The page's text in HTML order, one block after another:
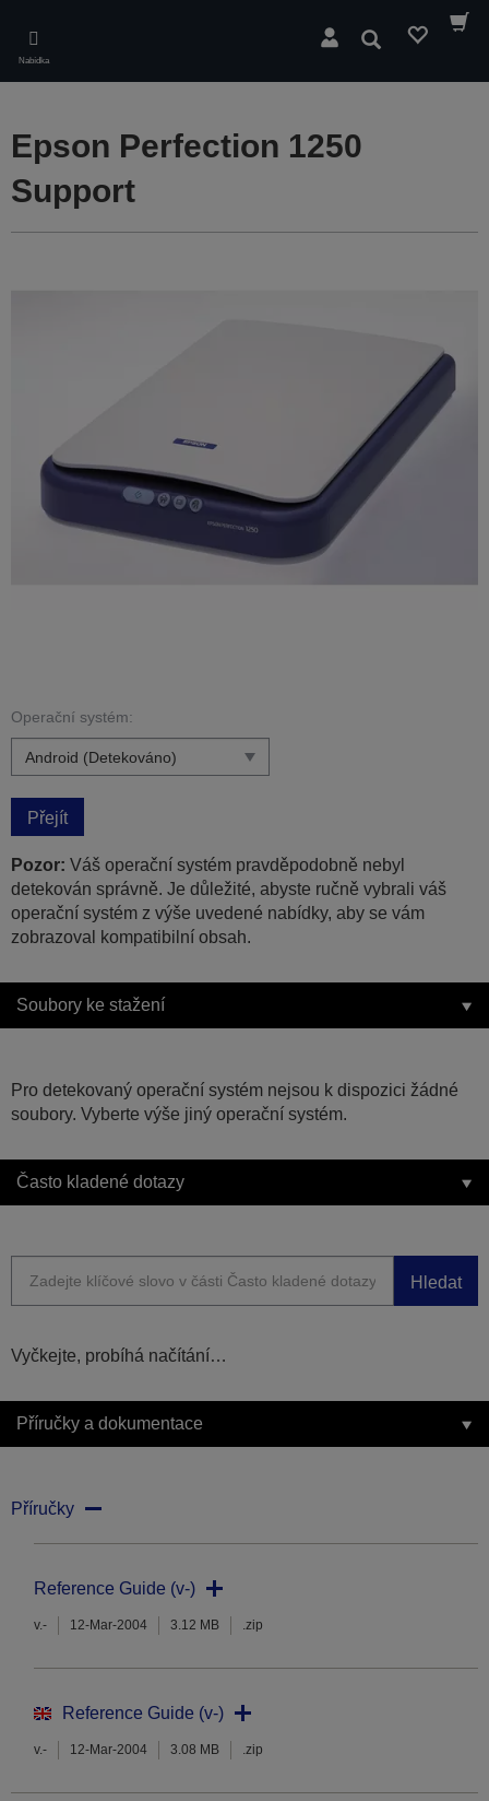
main
content
Nabídka
Hledat
Epson Perfection 1250
Support
Operační systém:
Přejít
Pozor: Váš operační systém pravděpodobně nebyl
detekován správně. Je důležité, abyste ručně vybrali váš
operační systém z výše uvedené nabídky, aby se vám
zobrazoval kompatibilní obsah.
Soubory ke stažení
Pro detekovaný operační systém nejsou k dispozici žádné
soubory. Vyberte výše jiný operační systém.
Často kladené dotazy
Hledat
Vyčkejte, probíhá načítání…
Příručky a dokumentace
Příručky
Reference Guide (v-)
v.- 12-Mar-2004 3.12 MB .zip
Reference Guide (v-)
v.- 12-Mar-2004 3.08 MB .zip